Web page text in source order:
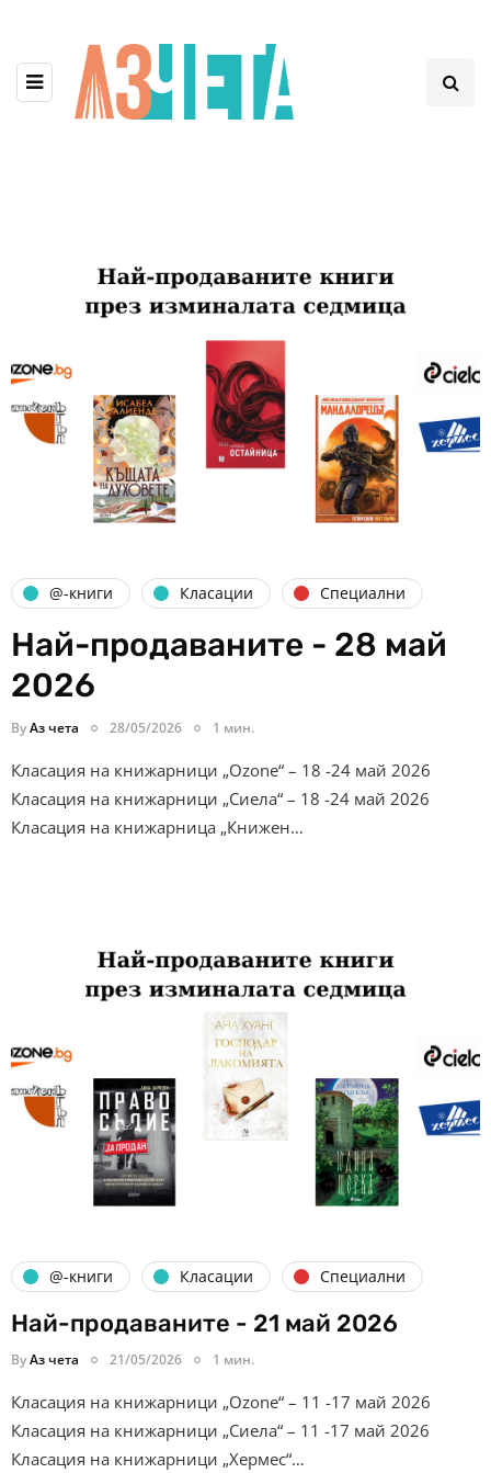
@-книги Класации Специални
Най-продаваните - 28 май
2026
ByАз чета 28/05/2026 1 мин.
Класация на книжарници „Ozone“ – 18 -24 май 2026
Класация на книжарници „Сиела“ – 18 -24 май 2026
Класация на книжарница „Книжен…
@-книги Класации Специални
Най-продаваните - 21 май 2026
ByАз чета 21/05/2026 1 мин.
Класация на книжарници „Ozone“ – 11 -17 май 2026
Класация на книжарници „Сиела“ – 11 -17 май 2026
Класация на книжарници „Хермес“…